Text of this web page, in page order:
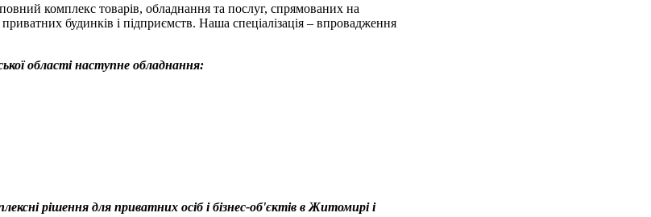
комплекс товарів, обладнання та послуг, спрямованих на
приватних будинків і підприємств. Наша спеціалізація – впровадження
області наступне обладнання:
рішення для приватних осіб і бізнес-об'єктів в Житомирі і